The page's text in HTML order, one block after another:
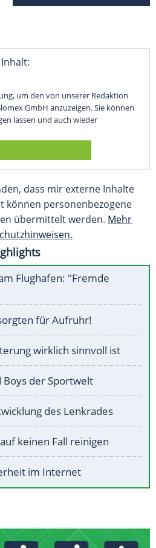
um den von unserer Redaktion
GmbH anzuzeigen. Sie können
lassen und auch wieder
dass mir externe Inhalte
können personenbezogene
übermittelt werden. Mehr
Flughafen: "Fremde
für Aufruhr!
wirklich sinnvoll ist
Boys der Sportwelt
des Lenkrades
keinen Fall reinigen
im Internet